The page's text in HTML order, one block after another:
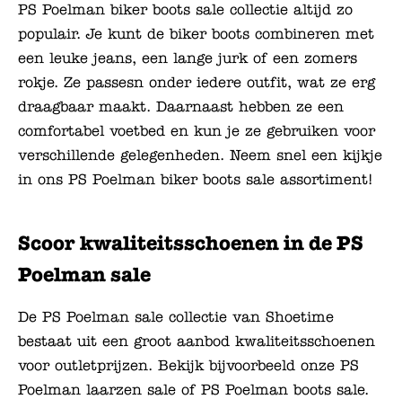
PS Poelman biker boots sale collectie altijd zo
populair. Je kunt de biker boots combineren met
een leuke jeans, een lange jurk of een zomers
rokje. Ze passesn onder iedere outfit, wat ze erg
draagbaar maakt. Daarnaast hebben ze een
comfortabel voetbed en kun je ze gebruiken voor
verschillende gelegenheden. Neem snel een kijkje
in ons PS Poelman biker boots sale assortiment!
Scoor kwaliteitsschoenen in de PS
Poelman sale
De PS Poelman sale collectie van Shoetime
bestaat uit een groot aanbod kwaliteitsschoenen
voor outletprijzen. Bekijk bijvoorbeeld onze PS
Poelman laarzen sale of PS Poelman boots sale.